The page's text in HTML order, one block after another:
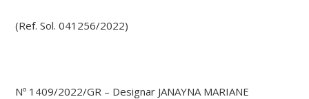
(Ref. Sol. 041256/2022)
Nº 1409/2022/GR – Designar JANAYNA MARIANE